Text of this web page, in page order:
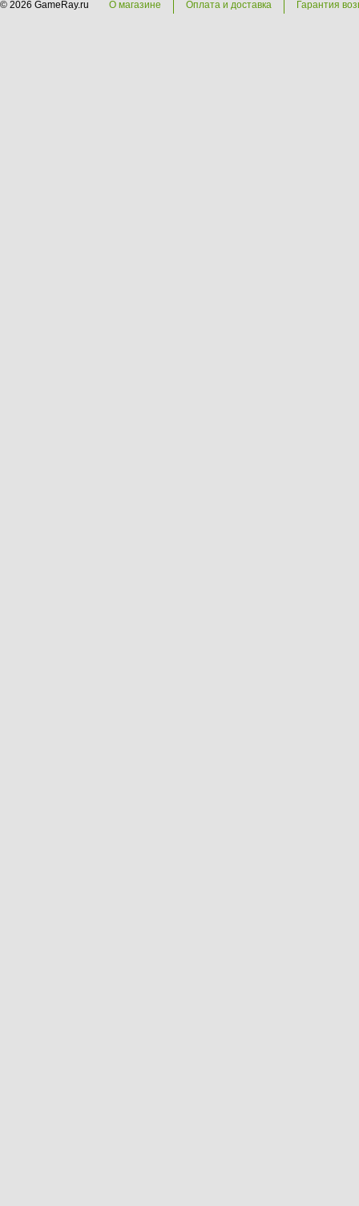
© 2026 GameRay.ru О магазине Оплата и доставка Гарантия